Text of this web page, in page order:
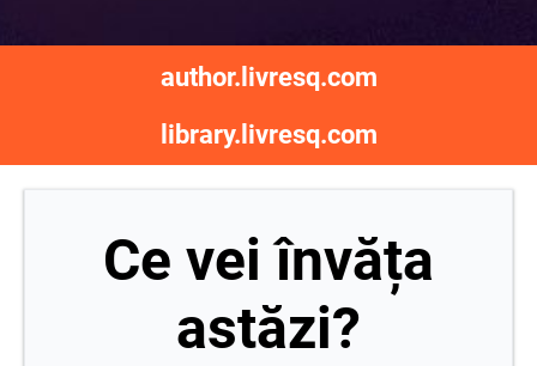
author.livresq.com
library.livresq.com
Ce vei învăța
astăzi?